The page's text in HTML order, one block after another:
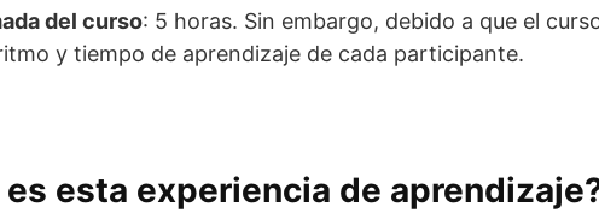
del curso: 5 horas. Sin embargo, debido a que el
y tiempo de aprendizaje de cada participante.
es esta experiencia de